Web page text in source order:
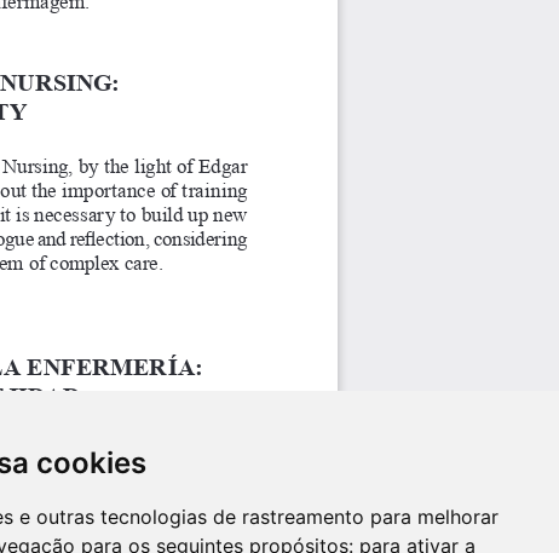
cookies
e outras tecnologias de rastreamento para melhorar
para os seguintes propósitos: para ativar a